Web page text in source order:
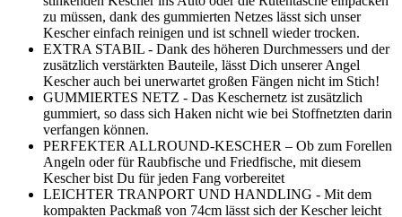
zu müssen, dank des gummierten Netzes lässt sich unser
Kescher einfach reinigen und ist schnell wieder trocken.
EXTRA STABIL - Dank des höheren Durchmessers und der
zusätzlich verstärkten Bauteile, lässt Dich unserer Angel
Kescher auch bei unerwartet großen Fängen nicht im Stich!
GUMMIERTES NETZ - Das Keschernetz ist zusätzlich
gummiert, so dass sich Haken nicht wie bei Stoffnetzten darin
verfangen können.
PERFEKTER ALLROUND-KESCHER – Ob zum Forellen
Angeln oder für Raubfische und Friedfische, mit diesem
Kescher bist Du für jeden Fang vorbereitet
LEICHTER TRANPORT UND HANDLING - Mit dem
kompakten Packmaß von 74cm lässt sich der Kescher leicht